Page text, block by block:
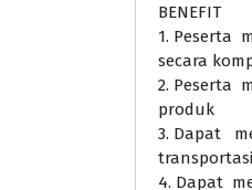
BENEFIT
1. Peserta
secara
2. Peserta
produk
3. Dapat
4. Dapat